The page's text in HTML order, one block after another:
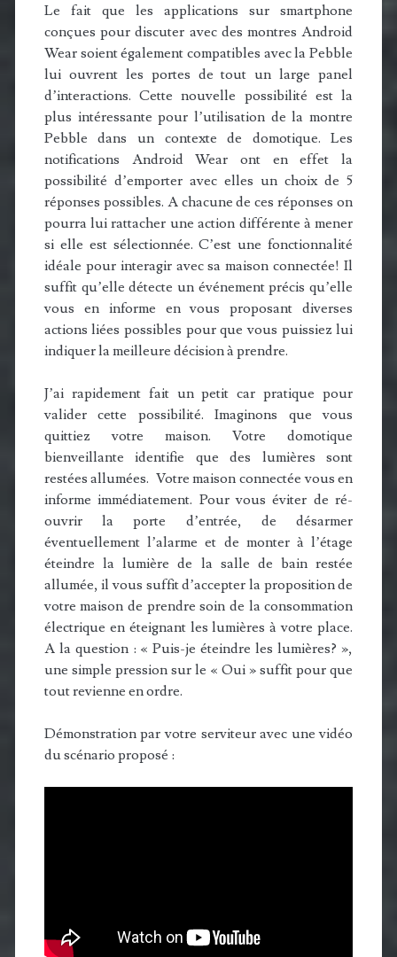
Le fait que les applications sur smartphone
conçues pour discuter avec des montres Android
Wear soient également compatibles avec la Pebble
lui ouvrent les portes de tout un large panel
d’interactions. Cette nouvelle possibilité est la
plus intéressante pour l’utilisation de la montre
Pebble dans un contexte de domotique. Les
notifications Android Wear ont en effet la
possibilité d’emporter avec elles un choix de 5
réponses possibles. A chacune de ces réponses on
pourra lui rattacher une action différente à mener
si elle est sélectionnée. C’est une fonctionnalité
idéale pour interagir avec sa maison connectée! Il
suffit qu’elle détecte un événement précis qu’elle
vous en informe en vous proposant diverses
actions liées possibles pour que vous puissiez lui
indiquer la meilleure décision à prendre.
J’ai rapidement fait un petit car pratique pour
valider cette possibilité. Imaginons que vous
quittiez votre maison. Votre domotique
bienveillante identifie que des lumières sont
restées allumées. Votre maison connectée vous en
informe immédiatement. Pour vous éviter de ré-
ouvrir la porte d’entrée, de désarmer
éventuellement l’alarme et de monter à l’étage
éteindre la lumière de la salle de bain restée
allumée, il vous suffit d’accepter la proposition de
votre maison de prendre soin de la consommation
électrique en éteignant les lumières à votre place.
A la question : « Puis-je éteindre les lumières? »,
une simple pression sur le « Oui » suffit pour que
tout revienne en ordre.
Démonstration par votre serviteur avec une vidéo
du scénario proposé :